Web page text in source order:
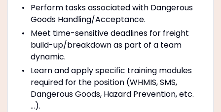
Perform tasks associated with Dangerous
Goods Handling/Acceptance.
Meet time-sensitive deadlines for freight
build-up/breakdown as part of a team
dynamic.
Learn and apply specific training modules
required for the position (WHMIS, SMS,
Dangerous Goods, Hazard Prevention, etc.
…).